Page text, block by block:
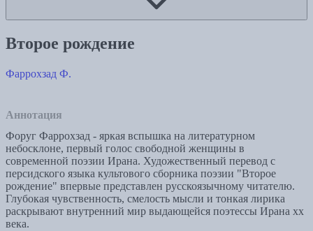
Второе рождение
Фаррохзад Ф.
Аннотация
Форуг Фаррохзад - яркая вспышка на литературном
небосклоне, первый голос свободной женщины в
современной поэзии Ирана. Художественный перевод с
персидского языка культового сборника поэзии "Второе
рождение" впервые представлен русскоязычному читателю.
Глубокая чувственность, смелость мысли и тонкая лирика
раскрывают внутренний мир выдающейся поэтессы Ирана хх
века.